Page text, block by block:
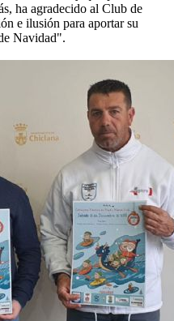
ha agradecido al Club de
e ilusión para aportar su
Navidad".